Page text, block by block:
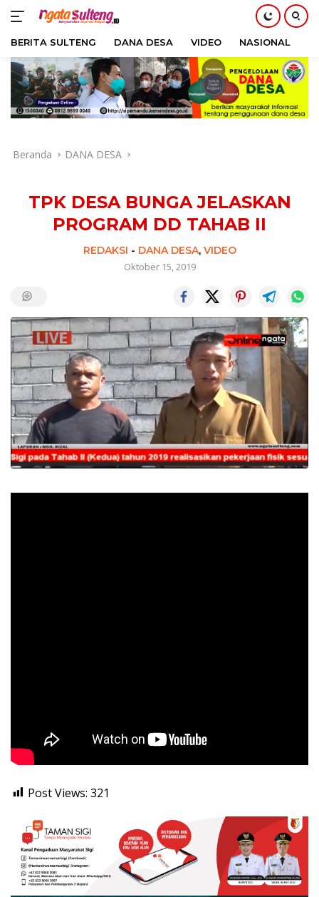
Langsung
konten
BERITA SULTENG DANA DESA VIDEO NASIONAL
Beranda DANA DESA
TPK DESA BUNGA JELASKAN
PROGRAM DD TAHAB II
REDAKSI - DANA DESA, VIDEO
Oktober 15, 2019
Post Views: 321